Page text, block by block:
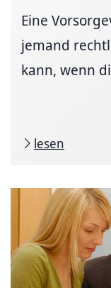
Eine
jemand
kann, wenn
lesen